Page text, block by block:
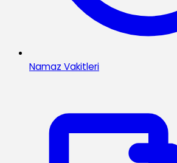
Namaz Vakitleri